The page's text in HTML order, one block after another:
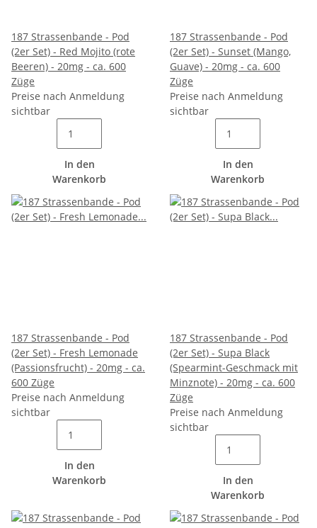
187 Strassenbande - Pod
(2er Set) - Red Mojito (rote
Beeren) - 20mg - ca. 600
Züge
Preise nach Anmeldung
sichtbar
In den
Warenkorb
187 Strassenbande - Pod
(2er Set) - Sunset (Mango,
Guave) - 20mg - ca. 600
Züge
Preise nach Anmeldung
sichtbar
In den
Warenkorb
187 Strassenbande - Pod
(2er Set) - Fresh Lemonade
(Passionsfrucht) - 20mg - ca.
600 Züge
Preise nach Anmeldung
sichtbar
In den
Warenkorb
187 Strassenbande - Pod
(2er Set) - Supa Black
(Spearmint-Geschmack mit
Minznote) - 20mg - ca. 600
Züge
Preise nach Anmeldung
sichtbar
In den
Warenkorb